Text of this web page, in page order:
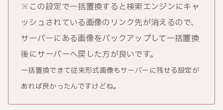
※この設定で一括置換すると検索エンジンにキャ
ッシュされている画像のリンク先が消えるので、
サーバーにある画像をバックアップして一括置換
後にサーバーへ戻した方が良いです。
一括置換できて従来形式画像もサーバーに残せる設定が
あれば良かったんですけどね。